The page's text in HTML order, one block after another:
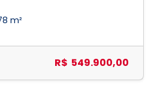
m²
R$ 549.900,00